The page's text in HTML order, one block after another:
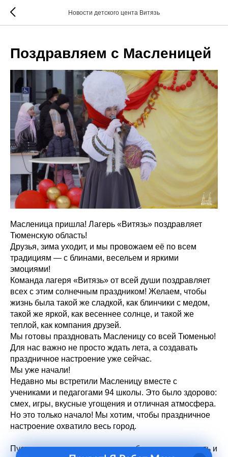
Новости детского цента Витязь
Поздравляем с Масленицей
Масленица пришла! Лагерь «Витязь» поздравляет
Тюменскую область!
Друзья, зима уходит, и мы провожаем её по всем
традициям — с блинами, весельем и яркими
эмоциями!
Команда лагеря «Витязь» от всей души поздравляет
всех с этим солнечным праздником! Желаем, чтобы
жизнь была такой же сладкой, как блинчики с медом,
такой же яркой, как весеннее солнце, и такой же
теплой, как компания друзей.
Мы готовы праздновать Масленицу со всей Тюменью!
Для нас важно не просто ждать лета, а создавать
праздничное настроение уже сейчас.
Мы уже начали!
Недавно мы встретили Масленицу вместе с
учениками и педагогами 94 школы. Это было здорово:
смех, игры, вкусные угощения и отличная атмосфера.
Но это только начало! Мы хотим, чтобы праздничное
настроение охватило весь город.
Пусть эта неделя принесет вам обновление, радость и